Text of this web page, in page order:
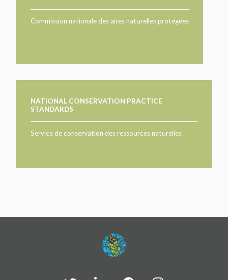
Commission nationale des aires naturelles protégées
NATIONAL CONSERVATION PRACTICE
STANDARDS
Service de conservation des ressources naturelles